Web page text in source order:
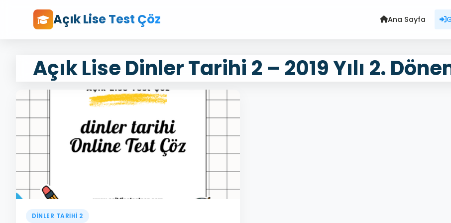
Açık Lise Test Çöz Ana Sayfa
Açık Lise Dinler Tarihi 2 – 2019 Yılı 2.
DİNLER TARİHİ 2